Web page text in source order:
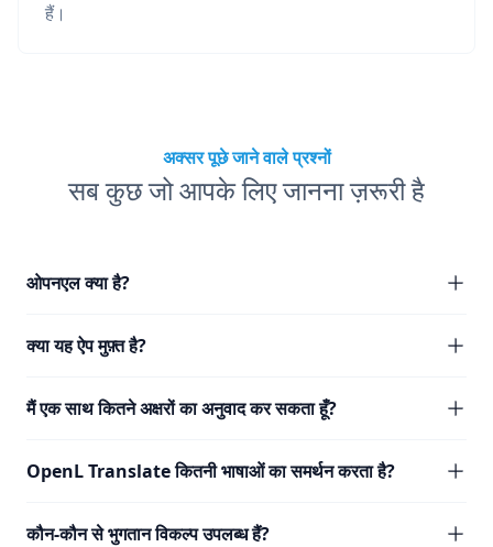
हैं।
अक्सर पूछे जाने वाले प्रश्नों
सब कुछ जो आपके लिए जानना ज़रूरी है
ओपनएल क्या है?
क्या यह ऐप मुफ़्त है?
मैं एक साथ कितने अक्षरों का अनुवाद कर सकता हूँ?
OpenL Translate कितनी भाषाओं का समर्थन करता है?
कौन-कौन से भुगतान विकल्प उपलब्ध हैं?